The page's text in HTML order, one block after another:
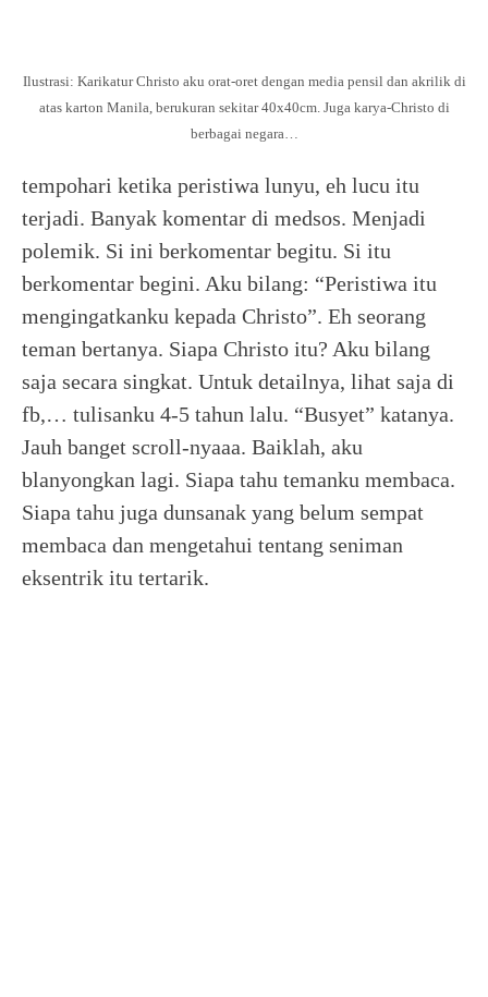
Ilustrasi: Karikatur Christo aku orat-oret dengan media pensil dan akrilik di
atas karton Manila, berukuran sekitar 40x40cm. Juga karya-Christo di
berbagai negara…
tempohari ketika peristiwa lunyu, eh lucu itu
terjadi. Banyak komentar di medsos. Menjadi
polemik. Si ini berkomentar begitu. Si itu
berkomentar begini. Aku bilang: “Peristiwa itu
mengingatkanku kepada Christo”. Eh seorang
teman bertanya. Siapa Christo itu? Aku bilang
saja secara singkat. Untuk detailnya, lihat saja di
fb,… tulisanku 4-5 tahun lalu. “Busyet” katanya.
Jauh banget scroll-nyaaa. Baiklah, aku
blanyongkan lagi. Siapa tahu temanku membaca.
Siapa tahu juga dunsanak yang belum sempat
membaca dan mengetahui tentang seniman
eksentrik itu tertarik.